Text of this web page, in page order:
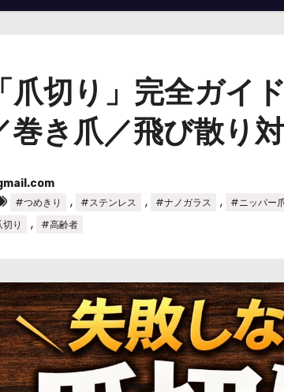
爪切り」完全ガイ
巻き爪／飛び散り
#つめきり , #ステンレス , #ナノガラス , #ニッパー
り , #高齢者